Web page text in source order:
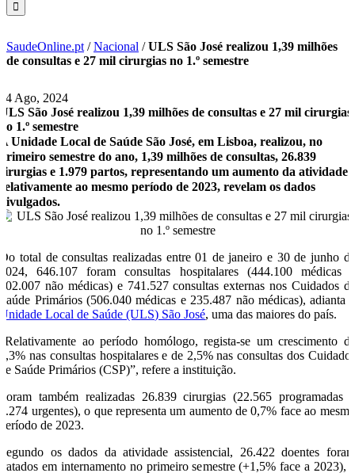
SaudeOnline.pt /Nacional /ULS São José realizou 1,39 milhões
de consultas e 27 mil cirurgias no 1.º semestre
14 Ago, 2024
ULS São José realizou 1,39 milhões de consultas e 27 mil cirurgias
no 1.º semestre
A Unidade Local de Saúde São José, em Lisboa, realizou, no
primeiro semestre do ano, 1,39 milhões de consultas, 26.839
cirurgias e 1.979 partos, representando um aumento da atividade
relativamente ao mesmo período de 2023, revelam os dados
divulgados.
Do total de consultas realizadas entre 01 de janeiro e 30 de junho de
2024, 646.107 foram consultas hospitalares (444.100 médicas e
202.007 não médicas) e 741.527 consultas externas nos Cuidados de
Saúde Primários (506.040 médicas e 235.487 não médicas), adianta a
Unidade Local de Saúde (ULS) São José, uma das maiores do país.
“Relativamente ao período homólogo, regista-se um crescimento de
5,3% nas consultas hospitalares e de 2,5% nas consultas dos Cuidados
de Saúde Primários (CSP)”, refere a instituição.
Foram também realizadas 26.839 cirurgias (22.565 programadas e
4.274 urgentes), o que representa um aumento de 0,7% face ao mesmo
período de 2023.
Segundo os dados da atividade assistencial, 26.422 doentes foram
tratados em internamento no primeiro semestre (+1,5% face a 2023), e